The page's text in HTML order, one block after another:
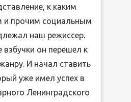
к каким
и прочим социальным
наш режиссер.
он перешел к
И начал ставить
уже имел успех в
Ленинградского